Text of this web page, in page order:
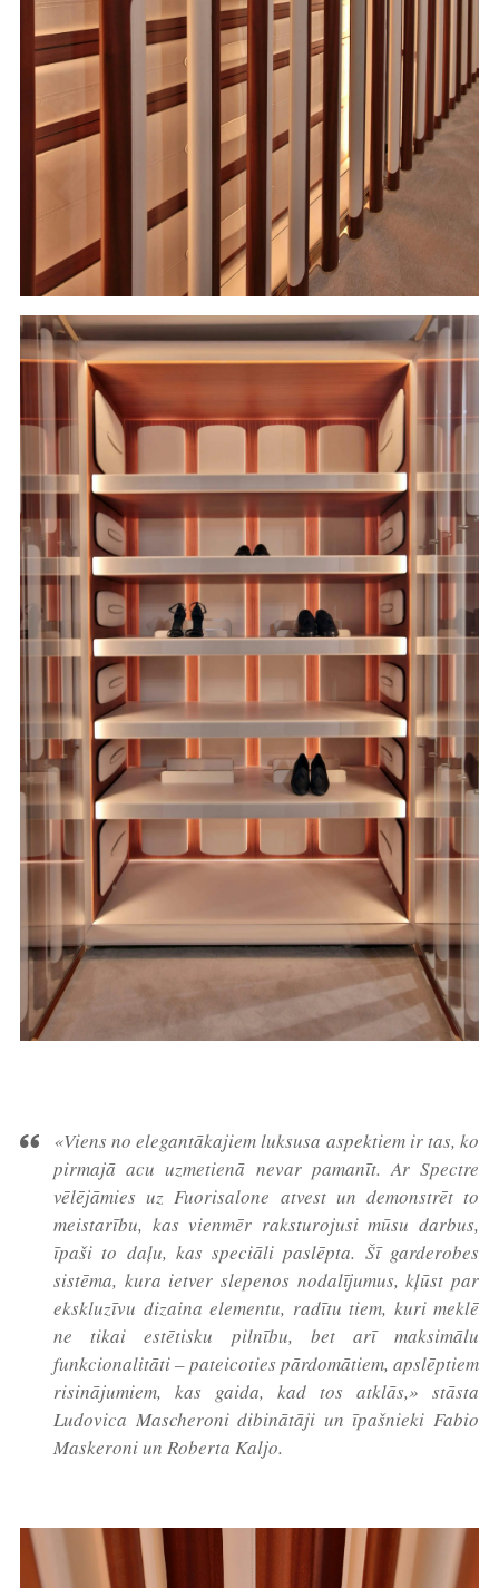
«Viens no elegantākajiem luksusa aspektiem ir tas, ko
pirmajā acu uzmetienā nevar pamanīt. Ar Spectre
vēlējāmies uz Fuorisalone atvest un demonstrēt to
meistarību, kas vienmēr raksturojusi mūsu darbus,
īpaši to daļu, kas speciāli paslēpta. Šī garderobes
sistēma, kura ietver slepenos nodalījumus, kļūst par
ekskluzīvu dizaina elementu, radītu tiem, kuri meklē
ne tikai estētisku pilnību, bet arī maksimālu
funkcionalitāti – pateicoties pārdomātiem, apslēptiem
risinājumiem, kas gaida, kad tos atklās,» stāsta
Ludovica Mascheroni dibinātāji un īpašnieki Fabio
Maskeroni un Roberta Kaljo.